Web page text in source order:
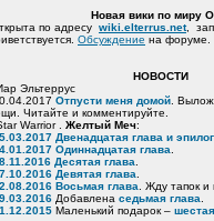
Новая вики по миру
по адресу wiki.elterrus.net,
Обсуждение на форуме.
НОВОСТИ
Эльтеррус
Отпусти меня домой .
Читайте и комментируйте.
Warrior . Желтый Меч:
Двенадцатая глава и эпилог
Одиннадцатая глава
Десятая глава
Девятая глава
Восьмая глава . Жду тапок
Добавлена седьмая глава
Маленький подарок –